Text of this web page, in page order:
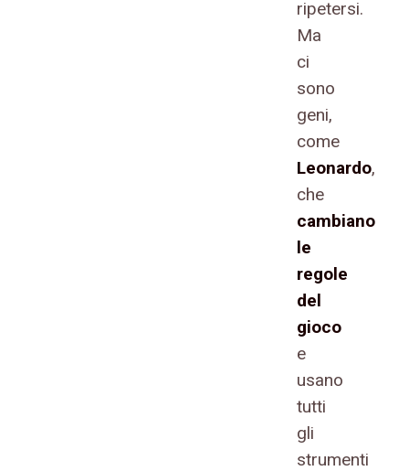
ripetersi.
Ma
ci
sono
geni,
come
Leonardo,
che
cambiano
le
regole
del
gioco
e
usano
tutti
gli
strumenti